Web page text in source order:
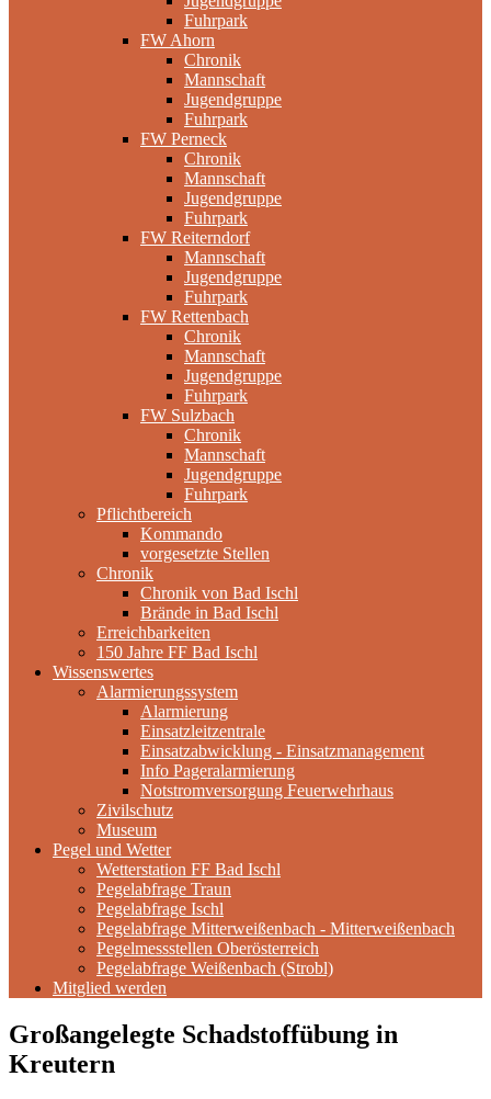
Fuhrpark
FW Ahorn
Chronik
Mannschaft
Jugendgruppe
Fuhrpark
FW Perneck
Chronik
Mannschaft
Jugendgruppe
Fuhrpark
FW Reiterndorf
Mannschaft
Jugendgruppe
Fuhrpark
FW Rettenbach
Chronik
Mannschaft
Jugendgruppe
Fuhrpark
FW Sulzbach
Chronik
Mannschaft
Jugendgruppe
Fuhrpark
Pflichtbereich
Kommando
vorgesetzte Stellen
Chronik
Chronik von Bad Ischl
Brände in Bad Ischl
Erreichbarkeiten
150 Jahre FF Bad Ischl
Wissenswertes
Alarmierungssystem
Alarmierung
Einsatzleitzentrale
Einsatzabwicklung - Einsatzmanagement
Info Pageralarmierung
Notstromversorgung Feuerwehrhaus
Zivilschutz
Museum
Pegel und Wetter
Wetterstation FF Bad Ischl
Pegelabfrage Traun
Pegelabfrage Ischl
Pegelabfrage Mitterweißenbach - Mitterweißenbach
Pegelmessstellen Oberösterreich
Pegelabfrage Weißenbach (Strobl)
Mitglied werden
Großangelegte Schadstoffübung in
Kreutern